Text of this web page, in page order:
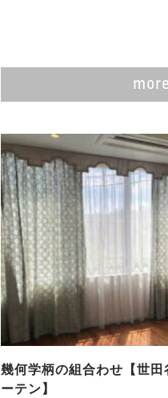
more
幾何学柄の組合わせ【世
ーテン】